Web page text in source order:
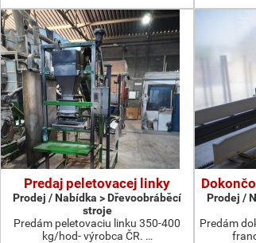
Predaj peletovacej linky
Prodej / Nabídka > Dřevoobráběcí
stroje
Predám peletovaciu linku 350-400
kg/hod- výrobca ČR. …
Prodej /
Predám